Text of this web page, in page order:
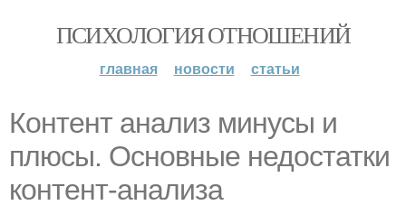
ПСИХОЛОГИЯ ОТНОШЕНИЙ
главная новости статьи
Контент анализ минусы и
плюсы. Основные недостатки
контент-анализа